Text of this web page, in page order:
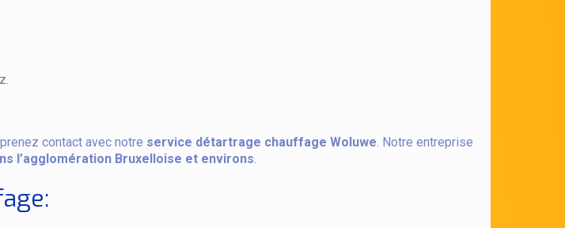
contact avec notre service détartrage chauffage Woluwe. Notre entreprise
l’agglomération Bruxelloise et environs.